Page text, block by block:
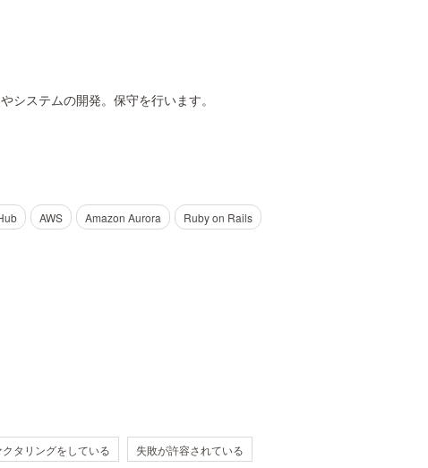
システムの開発。保守を行います。
AWS Amazon Aurora Ruby on Rails
クタリングをしている 失敗が許容されている